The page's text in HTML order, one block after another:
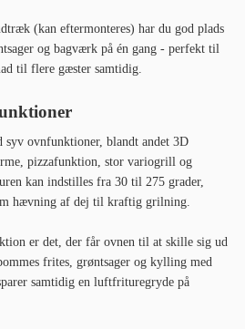
(kan eftermonteres) har du god plads
og bagværk på én gang - perfekt til
til flere gæster samtidig.
syv ovnfunktioner, blandt andet 3D
pizzafunktion, stor variogrill og
kan indstilles fra 30 til 275 grader,
hævning af dej til kraftig grilning.
er det, der får ovnen til at skille sig ud
frites, grøntsager og kylling med
samtidig en luftfrituregryde på